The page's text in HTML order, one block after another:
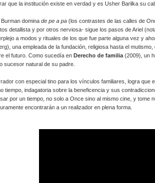
que la institución existe en verdad y es Usher Barilka su
domina de pe a pa (los contrastes de las calles de
detallista y por otros nerviosa- sigue los pasos de Ariel
a modos y rituales de los que fue parte alguna vez y
una empleada de la fundación, religiosa hasta el
el futuro. Como sucedía en Derecho de familia (2009), un
sucesor natural de su padre.
con especial tino para los vínculos familiares, logra que
tiempo, indagatoria sobre la beneficencia y sus
por un tiempo, no solo a Once sino al mismo cine, y tome
encontrarán a un realizador en plena forma.